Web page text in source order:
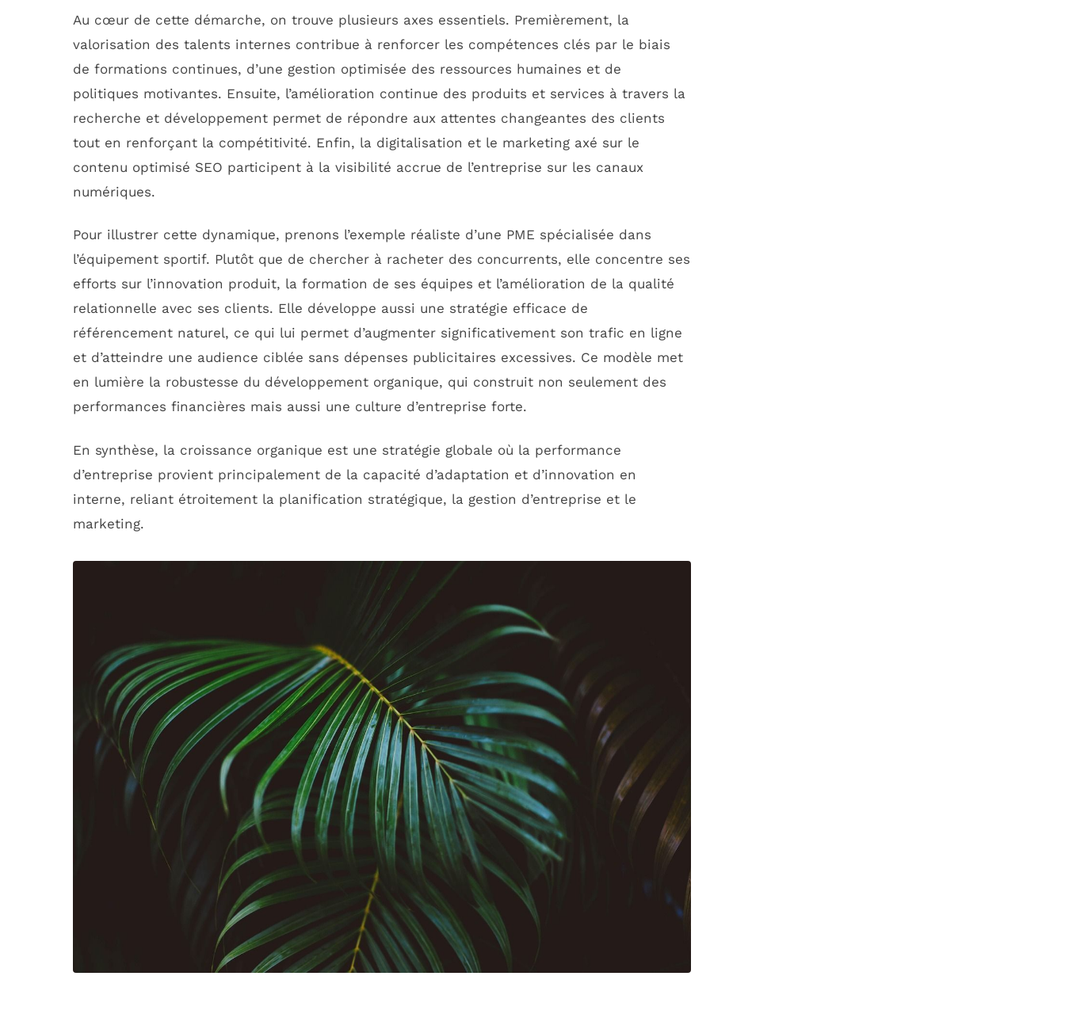
Au cœur de cette démarche, on trouve plusieurs axes essentiels. Premièrement, la
valorisation des talents internes contribue à renforcer les compétences clés par le biais
de formations continues, d’une gestion optimisée des ressources humaines et de
politiques motivantes. Ensuite, l’amélioration continue des produits et services à travers la
recherche et développement permet de répondre aux attentes changeantes des clients
tout en renforçant la compétitivité. Enfin, la digitalisation et le marketing axé sur le
contenu optimisé SEO participent à la visibilité accrue de l’entreprise sur les canaux
numériques.
Pour illustrer cette dynamique, prenons l’exemple réaliste d’une PME spécialisée dans
l’équipement sportif. Plutôt que de chercher à racheter des concurrents, elle concentre ses
efforts sur l’innovation produit, la formation de ses équipes et l’amélioration de la qualité
relationnelle avec ses clients. Elle développe aussi une stratégie efficace de
référencement naturel, ce qui lui permet d’augmenter significativement son trafic en ligne
et d’atteindre une audience ciblée sans dépenses publicitaires excessives. Ce modèle met
en lumière la robustesse du développement organique, qui construit non seulement des
performances financières mais aussi une culture d’entreprise forte.
En synthèse, la croissance organique est une stratégie globale où la performance
d’entreprise provient principalement de la capacité d’adaptation et d’innovation en
interne, reliant étroitement la planification stratégique, la gestion d’entreprise et le
marketing.